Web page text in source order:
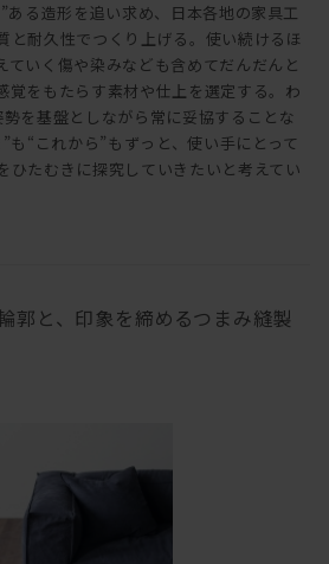
ある造形を追い求め、日本各地の家具工
と耐久性でつくり上げる。使い続けるほ
ていく傷や染みなども含めてだんだんと
覚をもたらす素材や仕上を選定する。わ
を基盤としながら常に妥協することな
も“これから”もずっと、使い手にとって
ひたむきに探究していきたいと考えてい
郭と、印象を締めるつまみ縫製